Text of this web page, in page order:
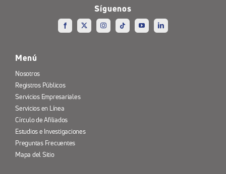
Síguenos
Menú
Nosotros
Registros Públicos
Servicios Empresariales
Servicios en Línea
Círculo de Afiliados
Estudios e Investigaciones
Preguntas Frecuentes
Mapa del Sitio